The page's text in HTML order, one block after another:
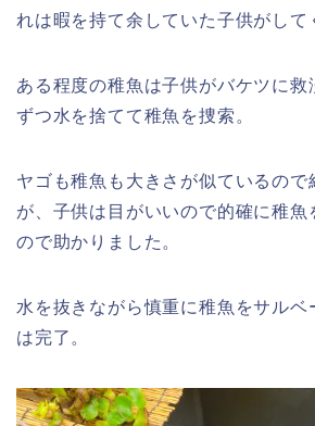
れは暇を持て余していた子供がして
ある程度の稚魚は子供がバケツに救
ずつ水を捨てて稚魚を捜索。
ヤゴも稚魚も大きさが似ているので
が、子供は目がいいので的確に稚魚
ので助かりました。
水を抜きながら慎重に稚魚をサルベ
は完了。